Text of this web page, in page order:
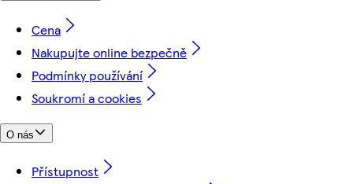
Cena
Nakupujte online bezpečně
Podmínky používání
Soukromí a cookies
O nás
Přístupnost